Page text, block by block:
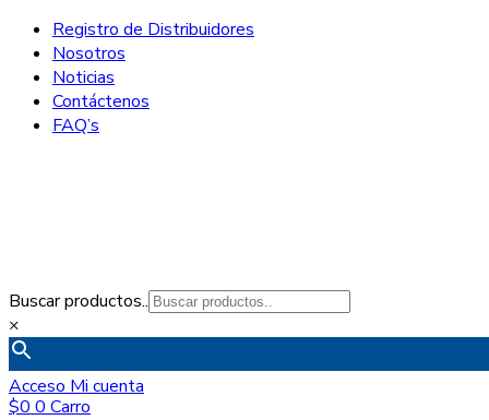
Registro de Distribuidores
Nosotros
Noticias
Contáctenos
FAQ’s
Buscar productos..
×
Acceso Mi cuenta
$0 0 Carro